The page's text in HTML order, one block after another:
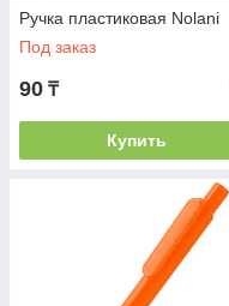
Ручка пластиковая Nolani
Под заказ
90 ₸
Купить